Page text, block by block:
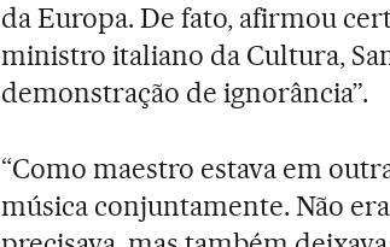
da Europa. De fato, afirmou
ministro italiano da Cultura,
demonstração de ignorância”.
“Como maestro estava em
música conjuntamente. Não